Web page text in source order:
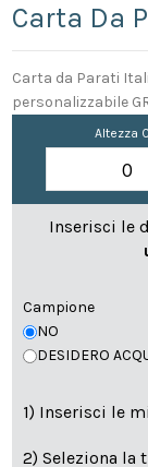
Carta Da
Carta da Parati
personalizzabile
Altezza
Inserisci le
Campione
NO
DESIDERO
1) Inserisci le
2) Seleziona la